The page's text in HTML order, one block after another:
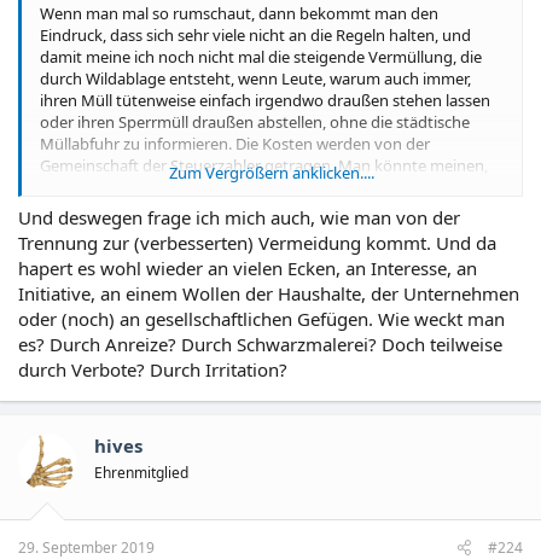
Wenn man mal so rumschaut, dann bekommt man den
Eindruck, dass sich sehr viele nicht an die Regeln halten, und
damit meine ich noch nicht mal die steigende Vermüllung, die
durch Wildablage entsteht, wenn Leute, warum auch immer,
ihren Müll tütenweise einfach irgendwo draußen stehen lassen
oder ihren Sperrmüll draußen abstellen, ohne die städtische
Müllabfuhr zu informieren. Die Kosten werden von der
Gemeinschaft der Steuerzahler getragen. Man könnte meinen,
dass ein niedriges Interesse an der richtigen Müllablage ein
kulturelles oder finanzielles Problem ist, aber auch große
Unternehmen, die sich einen Mülltrennungsbeauftragten leisten
können sollten, zeigen nicht unbedingt immer ein Interesse an
Mülltrennung.
Zum Vergrößern anklicken....
Und deswegen frage ich mich auch, wie man von der
Trennung zur (verbesserten) Vermeidung kommt. Und da
hapert es wohl wieder an vielen Ecken, an Interesse, an
Initiative, an einem Wollen der Haushalte, der Unternehmen
oder (noch) an gesellschaftlichen Gefügen. Wie weckt man
es? Durch Anreize? Durch Schwarzmalerei? Doch teilweise
durch Verbote? Durch Irritation?
hives
Ehrenmitglied
29. September 2019 #224